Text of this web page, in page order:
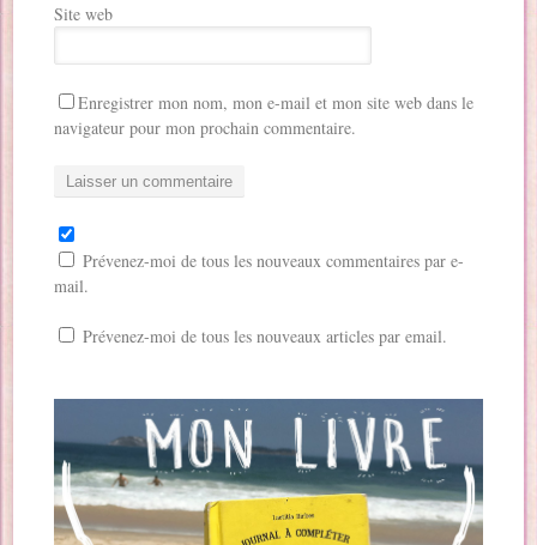
Site web
Enregistrer mon nom, mon e-mail et mon site web dans le
navigateur pour mon prochain commentaire.
Prévenez-moi de tous les nouveaux commentaires par e-
mail.
Prévenez-moi de tous les nouveaux articles par email.